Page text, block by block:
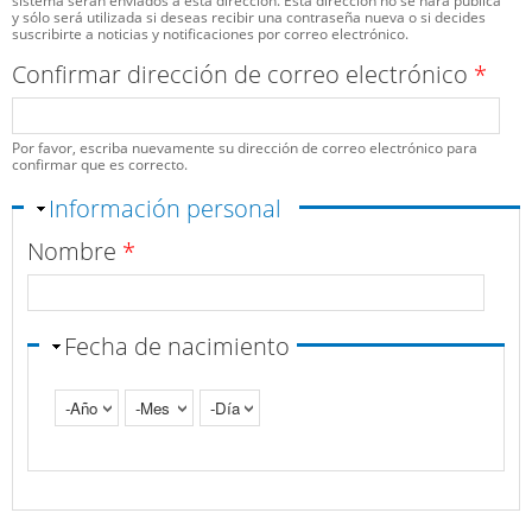
y sólo será utilizada si deseas recibir una contraseña nueva o si decides
suscribirte a noticias y notificaciones por correo electrónico.
Confirmar dirección de correo electrónico *
Por favor, escriba nuevamente su dirección de correo electrónico para
confirmar que es correcto.
Ocultar
Información personal
Nombre *
Fecha de nacimiento
Año
Mes Día